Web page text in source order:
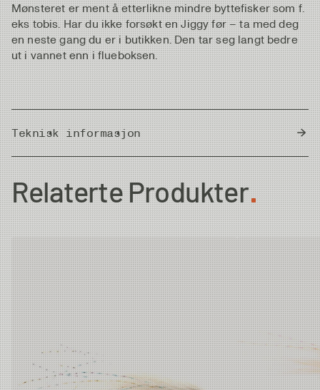
Mønsteret er ment å etterlikne mindre byttefisker som f.
eks tobis. Har du ikke forsøkt en Jiggy før – ta med deg
en neste gang du er i butikken. Den tar seg langt bedre
ut i vannet enn i flueboksen.
Teknisk informasjon
Country of Origin Thailand
Relaterte Produkter